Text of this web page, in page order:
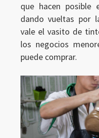
que hacen posible
dando vueltas por
vale el vasito de
los negocios
puede comprar.